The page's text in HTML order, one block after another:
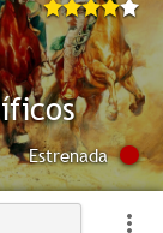
Estrenada